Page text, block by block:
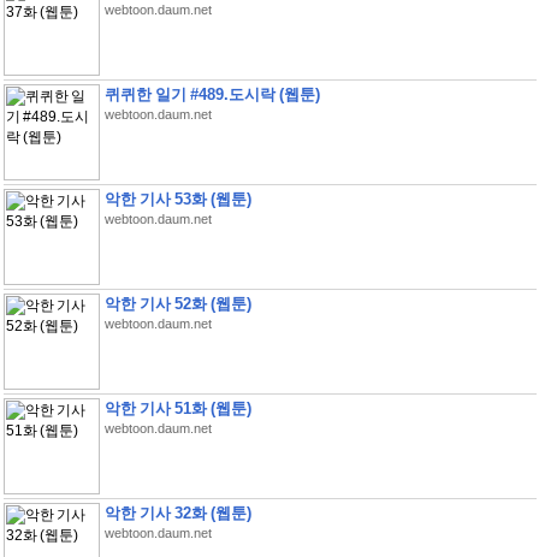
webtoon.daum.net
퀴퀴한 일기 #489.도시락 (웹툰)
webtoon.daum.net
악한 기사 53화 (웹툰)
webtoon.daum.net
악한 기사 52화 (웹툰)
webtoon.daum.net
악한 기사 51화 (웹툰)
webtoon.daum.net
악한 기사 32화 (웹툰)
webtoon.daum.net